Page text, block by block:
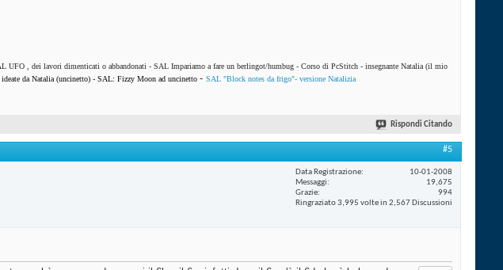
UFO , dei lavori dimenticati o abbandonati - SAL Impariamo a fare un berlingot/humbug - Corso di PcStitch - insegnante Natalia (il mio
da Natalia (uncinetto) - SAL: Fizzy Moon ad uncinetto - SAL "Block notes da frigo"- versione Natalizia
Rispondi Citando
#5
Data Registrazione
10-01-2008
Messaggi
19,675
Grazie
994
Ringraziato 3,995 volte in 2,567 Discussioni